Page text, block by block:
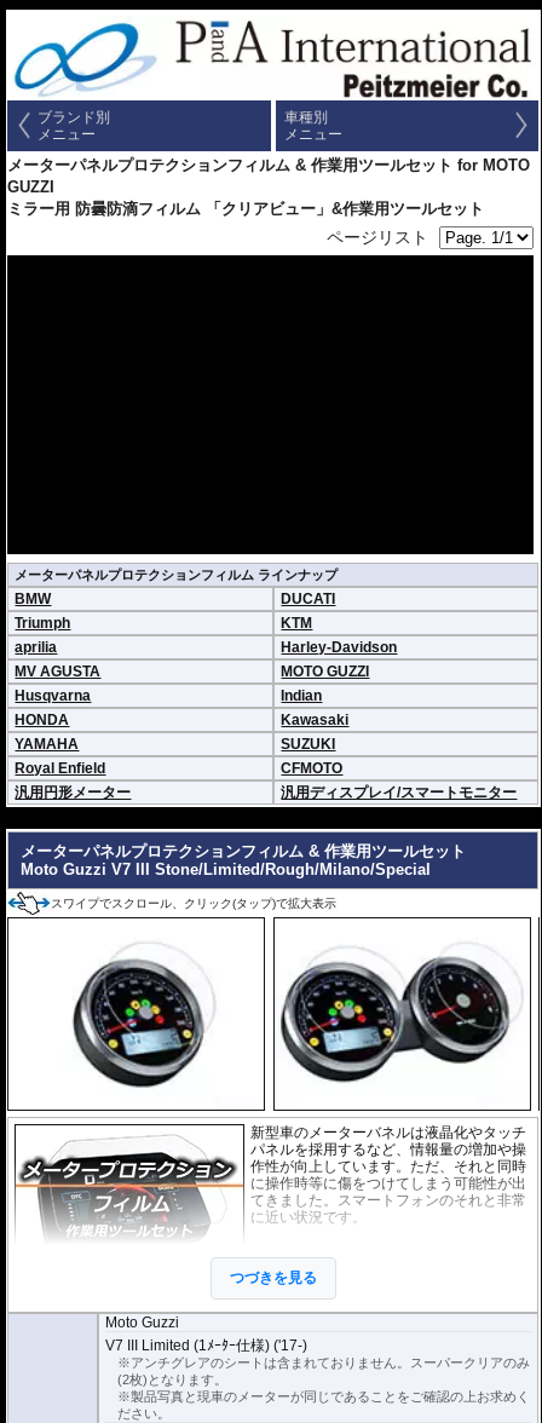
ブランド別
メニュー
車種別
メニュー
メーターパネルプロテクションフィルム & 作業用ツールセット for MOTO
GUZZI
ミラー用 防曇防滴フィルム 「クリアビュー」&作業用ツールセット
ページリスト
メーターパネルプロテクションフィルム ラインナップ
BMW
DUCATI
Triumph
KTM
aprilia
Harley-Davidson
MV AGUSTA
MOTO GUZZI
Husqvarna
Indian
HONDA
Kawasaki
YAMAHA
SUZUKI
Royal Enfield
CFMOTO
汎用円形メーター
汎用ディスプレイ/スマートモニター
メーターパネルプロテクションフィルム & 作業用ツールセット
Moto Guzzi V7 III Stone/Limited/Rough/Milano/Special
スワイプでスクロール、クリック(タップ)で拡大表示
新型車のメーターバネルは液晶化やタッチ
パネルを採用するなど、情報量の増加や操
作性が向上しています。ただ、それと同時
に操作時等に傷をつけてしまう可能性が出
てきました。スマートフォンのそれと非常
に近い状況です。
ムは不要な傷や汚れからメーターパネルを
保護します。
リアのフィルムが入っています。
スーパークリア : 耐摩耗性が非常に高く、透明性の高いフィルム。貼り付けて
しまうとメーターになじみ、フィルムの存在がほとんどわからなくなります。
取付キット付属 :取り付けに便利なクリーニングクロス、細かい埃も除去する
粘着シート、気泡の混入を防ぎ、きれいに仕上げるスキージがセットになって
つづきを見る
Moto Guzzi
V7 III Limited (1ﾒｰﾀｰ仕様) ('17-)
※アンチグレアのシートは含まれておりません。スーパークリアのみ
(2枚)となります。
※製品写真と現車のメーターが同じであることをご確認の上お求めく
ださい。